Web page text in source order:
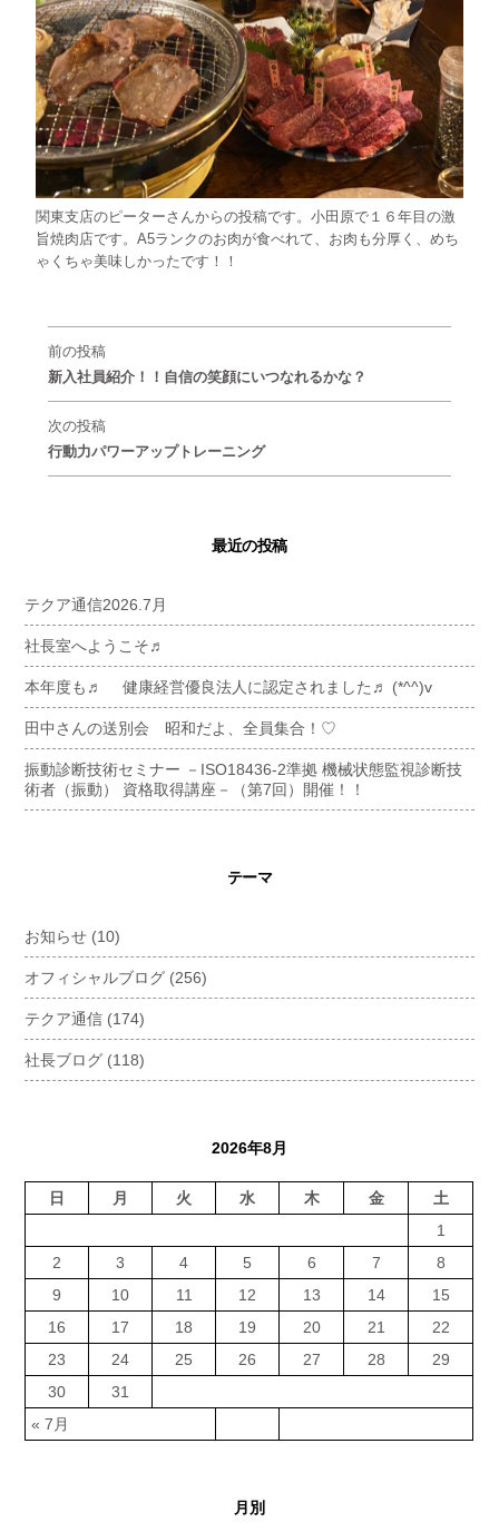
関東支店のピーターさんからの投稿です。小田原で１６年目の激
旨焼肉店です。A5ランクのお肉が食べれて、お肉も分厚く、めち
ゃくちゃ美味しかったです！！
前の投稿
新入社員紹介！！自信の笑顔にいつなれるかな？
次の投稿
行動力パワーアップトレーニング
最近の投稿
テクア通信2026.7月
社長室へようこそ♬
本年度も♬ 健康経営優良法人に認定されました♬ (*^^)v
田中さんの送別会 昭和だよ、全員集合！♡
振動診断技術セミナー －ISO18436-2準拠 機械状態監視診断技
術者（振動） 資格取得講座－（第7回）開催！！
テーマ
お知らせ (10)
オフィシャルブログ (256)
テクア通信 (174)
社長ブログ (118)
2026年8月
日 月 火 水 木 金 土
« 7月
1
2
3 4 5 6 7
8
9
10 11 12 13 14
15
16
17 18 19 20 21
22
23
24 25 26 27 28
29
30
31
月別